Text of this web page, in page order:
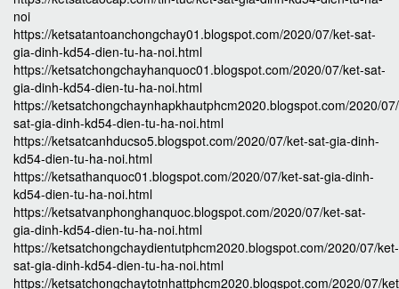
noi
https://ketsatantoanchongchay01.blogspot.com/2020/07/ket-sat-
gia-dinh-kd54-dien-tu-ha-noi.html
https://ketsatchongchayhanquoc01.blogspot.com/2020/07/ket-sat-
gia-dinh-kd54-dien-tu-ha-noi.html
https://ketsatchongchaynhapkhautphcm2020.blogspot.com/2020/
sat-gia-dinh-kd54-dien-tu-ha-noi.html
https://ketsatcanhducso5.blogspot.com/2020/07/ket-sat-gia-dinh-
kd54-dien-tu-ha-noi.html
https://ketsathanquoc01.blogspot.com/2020/07/ket-sat-gia-dinh-
kd54-dien-tu-ha-noi.html
https://ketsatvanphonghanquoc.blogspot.com/2020/07/ket-sat-
gia-dinh-kd54-dien-tu-ha-noi.html
https://ketsatchongchaydientutphcm2020.blogspot.com/2020/07/ket-
sat-gia-dinh-kd54-dien-tu-ha-noi.html
https://ketsatchongchaytotnhattphcm2020.blogspot.com/2020/07/